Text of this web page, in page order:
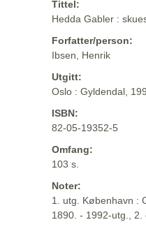
Tittel:
Hedda Gabler :
Forfatter/person:
Ibsen, Henrik
Utgitt:
Oslo : Gyldendal,
ISBN:
82-05-19352-5
Omfang:
103 s.
Noter:
1. utg. København :
1890. - 1992-utg., 2.